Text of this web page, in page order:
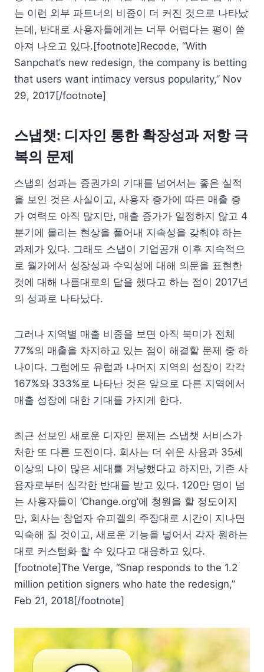
는 이런 외부 파트너의 비중이 더 커진 것으로 나타났
는데, 반대로 사용자들에게는 너무 어렵다는 평이 쏟
아져 나오고 있다.[footnote]Recode, “With
Sanpchat’s new redesign, the company is betting
that users want intimacy versus popularity,” Nov
29, 2017[/footnote]
스냅챗: 디자인 통한 확장성과 저항 극
복의 문제
스냅의 성과는 증권가의 기대를 넘어서는 좋은 실적
을 보인 것은 사실이고, 사용자 증가에 따른 매출 증
가 여력도 아직 많지만, 매출 증가가 일정하지 않고 4
분기에 몰리는 현상을 풀어내 지속성을 갖춰야 하는
과제가 있다. 그래도 스냅이 기업공개 이후 지속적으
로 월가에서 성장성과 수익성에 대해 의문을 표현한
것에 대해 나름대로의 답을 했다고 하는 점이 2017년
의 성과로 나타났다.
그러나 지역별 매출 비중을 보면 아직 북미가 전체
77%의 매출을 차지하고 있는 점이 해결할 문제 중 하
나이다. 그럼에도 유럽과 나머지 지역의 성장이 각각
167%와 333%로 나타난 것은 앞으로 다른 지역에서
매출 성장에 대한 기대를 가지게 한다.
최근 선보인 새로운 디자인 문제는 스냅챗 서비스가
처한 또 다른 도전이다. 회사는 더 쉬운 사용과 35세
이상의 나이 많은 세대를 겨냥했다고 하지만, 기존 사
용자로부터 심각한 반대를 받고 있다. 120만 명이 넘
는 사용자들이 ‘Change.org’에 청원을 할 정도이지
만, 회사는 창업자 슈피겔의 주장대로 시간이 지나면
익숙해 질 것이고, 새로운 기능을 넣어서 각자 원하는
대로 커스텀화 할 수 있다고 대응하고 있다.
[footnote]The Verge, “Snap responds to the 1.2
million petition signers who hate the redesign,”
Feb 21, 2018[/footnote]